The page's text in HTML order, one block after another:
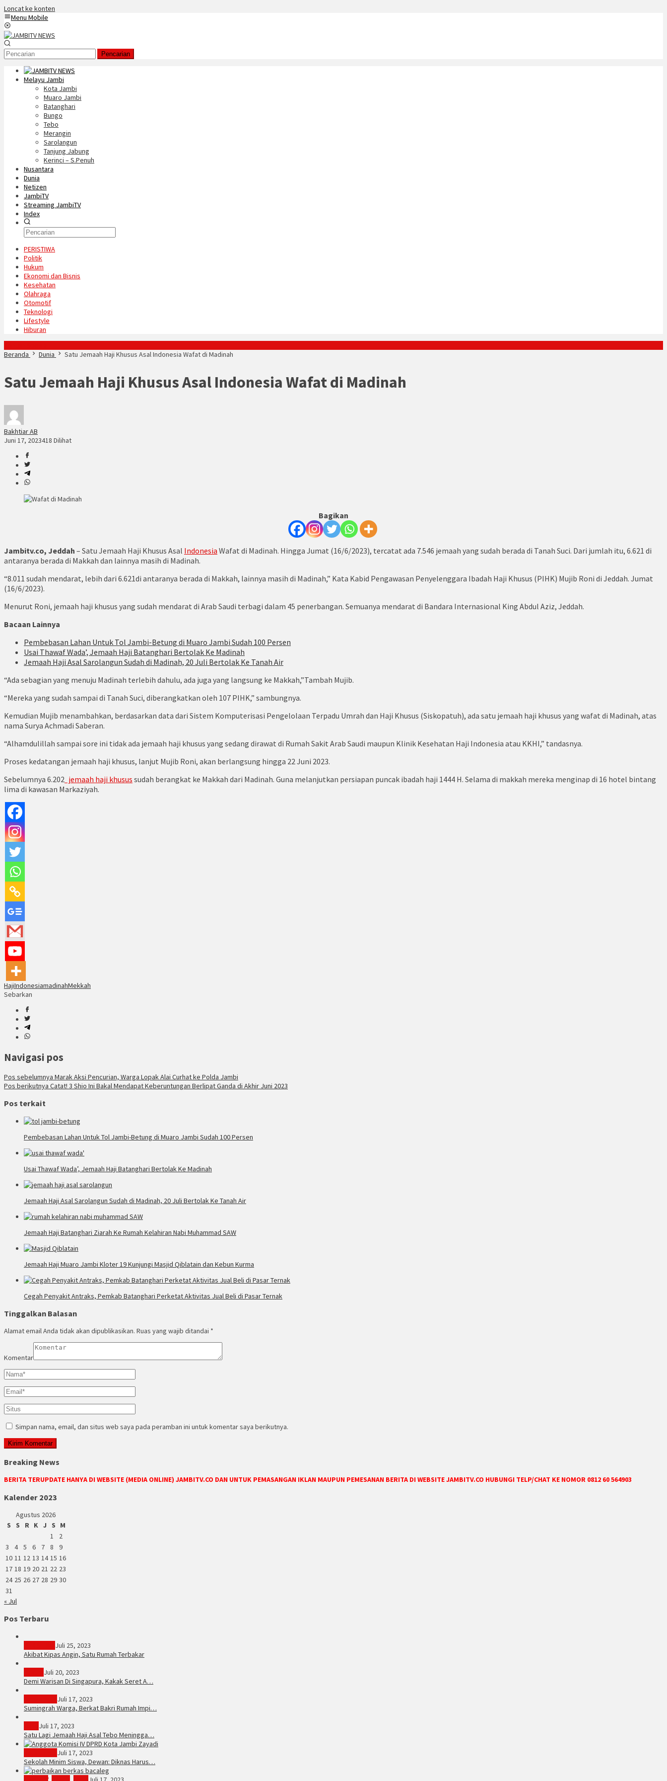
Loncat ke konten
Menu Mobile
Pencarian
Melayu Jambi
Kota Jambi
Muaro Jambi
Batanghari
Bungo
Tebo
Merangin
Sarolangun
Tanjung Jabung
Kerinci – S.Penuh
Nusantara
Dunia
Netizen
JambiTV
Streaming JambiTV
Index
PERISTIWA
Politik
Hukum
Ekonomi dan Bisnis
Kesehatan
Olahraga
Otomotif
Teknologi
Lifestyle
Hiburan
Beranda
Dunia Satu Jemaah Haji Khusus Asal Indonesia Wafat di Madinah
Satu Jemaah Haji Khusus Asal Indonesia Wafat di Madinah
Bakhtiar AB
Juni 17, 2023418 Dilihat
Bagikan
Jambitv.co, Jeddah – Satu Jemaah Haji Khusus Asal Indonesia Wafat di Madinah. Hingga Jumat (16/6/2023), tercatat ada 7.546 jemaah yang sudah berada di Tanah Suci. Dari jumlah itu, 6.621 di
antaranya berada di Makkah dan lainnya masih di Madinah.
“8.011 sudah mendarat, lebih dari 6.621di antaranya berada di Makkah, lainnya masih di Madinah,” Kata Kabid Pengawasan Penyelenggara Ibadah Haji Khusus (PIHK) Mujib Roni di Jeddah. Jumat
(16/6/2023).
Menurut Roni, jemaah haji khusus yang sudah mendarat di Arab Saudi terbagi dalam 45 penerbangan. Semuanya mendarat di Bandara Internasional King Abdul Aziz, Jeddah.
Bacaan Lainnya
Pembebasan Lahan Untuk Tol Jambi-Betung di Muaro Jambi Sudah 100 Persen
Usai Thawaf Wada’, Jemaah Haji Batanghari Bertolak Ke Madinah
Jemaah Haji Asal Sarolangun Sudah di Madinah, 20 Juli Bertolak Ke Tanah Air
“Ada sebagian yang menuju Madinah terlebih dahulu, ada juga yang langsung ke Makkah,”Tambah Mujib.
“Mereka yang sudah sampai di Tanah Suci, diberangkatkan oleh 107 PIHK,” sambungnya.
Kemudian Mujib menambahkan, berdasarkan data dari Sistem Komputerisasi Pengelolaan Terpadu Umrah dan Haji Khusus (Siskopatuh), ada satu jemaah haji khusus yang wafat di Madinah, atas
nama Surya Achmadi Saberan.
“Alhamdulillah sampai sore ini tidak ada jemaah haji khusus yang sedang dirawat di Rumah Sakit Arab Saudi maupun Klinik Kesehatan Haji Indonesia atau KKHI,” tandasnya.
Proses kedatangan jemaah haji khusus, lanjut Mujib Roni, akan berlangsung hingga 22 Juni 2023.
Sebelumnya 6.202 jemaah haji khusus sudah berangkat ke Makkah dari Madinah. Guna melanjutkan persiapan puncak ibadah haji 1444 H. Selama di makkah mereka menginap di 16 hotel bintang
lima di kawasan Markaziyah.
HajiIndonesiamadinahMekkah
Sebarkan
Navigasi pos
Pos sebelumnya Marak Aksi Pencurian, Warga Lopak Alai Curhat ke Polda Jambi
Pos berikutnya Catat! 3 Shio Ini Bakal Mendapat Keberuntungan Berlipat Ganda di Akhir Juni 2023
Pos terkait
Pembebasan Lahan Untuk Tol Jambi-Betung di Muaro Jambi Sudah 100 Persen
Usai Thawaf Wada’, Jemaah Haji Batanghari Bertolak Ke Madinah
Jemaah Haji Asal Sarolangun Sudah di Madinah, 20 Juli Bertolak Ke Tanah Air
Jemaah Haji Batanghari Ziarah Ke Rumah Kelahiran Nabi Muhammad SAW
Jemaah Haji Muaro Jambi Kloter 19 Kunjungi Masjid Qiblatain dan Kebun Kurma
Cegah Penyakit Antraks, Pemkab Batanghari Perketat Aktivitas Jual Beli di Pasar Ternak
Tinggalkan Balasan
Alamat email Anda tidak akan dipublikasikan. Ruas yang wajib ditandai *
Komentar
Simpan nama, email, dan situs web saya pada peramban ini untuk komentar saya berikutnya.
Breaking News
BERITA TERUPDATE HANYA DI WEBSITE (MEDIA ONLINE) JAMBITV.CO DAN UNTUK PEMASANGAN IKLAN MAUPUN PEMESANAN BERITA DI WEBSITE JAMBITV.CO HUBUNGI TELP/CHAT KE NOMOR 0812 60 564903
Kalender 2023
Agustus 2026
S
S R K J S
M
1
2
3
4 5 6 7 8
9
10 11 12 13 14 15 16
17 18 19 20 21 22 23
24 25 26 27 28 29 30
31
« Jul
Pos Terbaru
Juli 25, 2023
Akibat Kipas Angin, Satu Rumah Terbakar
Juli 20, 2023
Demi Warisan Di Singapura, Kakak Seret A…
Juli 17, 2023
Sumingrah Warga, Berkat Bakri Rumah Impi…
Juli 17, 2023
Satu Lagi Jemaah Haji Asal Tebo Meningga…
Juli 17, 2023
Sekolah Minim Siswa, Dewan: Diknas Harus…